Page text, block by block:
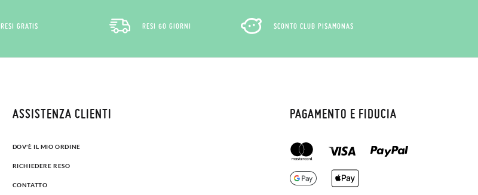
RESI GRATIS RESI 60 GIORNI SCONTO CLUB PISAMONAS
ASSISTENZA CLIENTI
DOV'È IL MIO ORDINE
RICHIEDERE RESO
CONTATTO
PAGAMENTO E FIDUCIA